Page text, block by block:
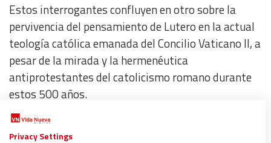
Estos interrogantes confluyen en otro sobre la
pervivencia del pensamiento de Lutero en la actual
teología católica emanada del Concilio Vaticano II, a
pesar de la mirada y la hermenéutica
antiprotestantes del catolicismo romano durante
estos 500 años.
Sé por qué protestó Martín Lutero:
Privacy Settings